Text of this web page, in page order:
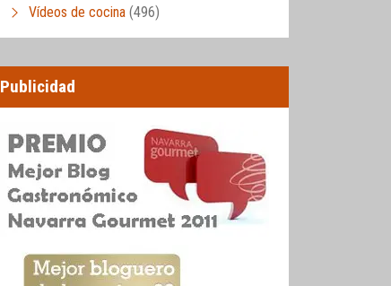
Vídeos de cocina (496)
Publicidad